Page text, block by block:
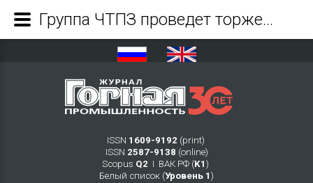
ISSN 1609-9192 (print)
ISSN 2587-9138 (online)
Scopus Q2 Ι ВАК РФ (K1 )
Белый список (Уровень 1 )
Группа ЧТПЗ проведет торжества в честь Дня металлурга и десятилетия Белой металлургии - Журнал Горная промышленность